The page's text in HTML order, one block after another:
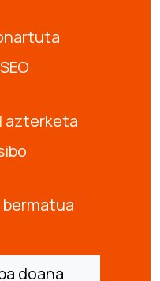
azterketa
doana